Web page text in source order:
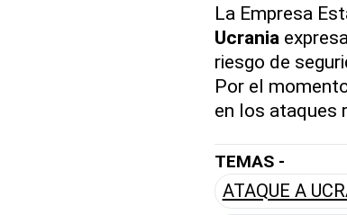
La Empresa
Ucrania
riesgo de
Por el
en los ataques
TEMAS -
ATAQUE A